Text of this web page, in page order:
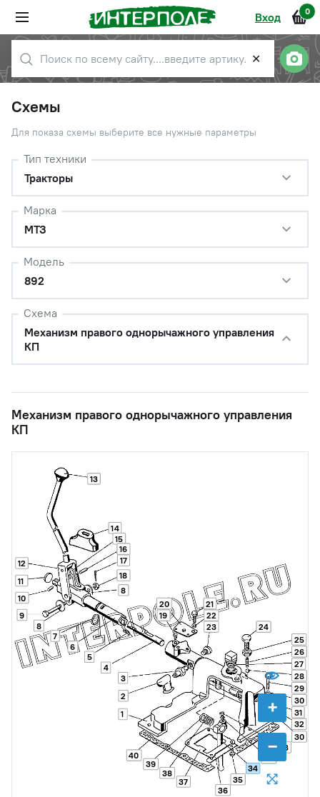
Вход 0
✕
Схемы
Для показа схемы выберите все нужные параметры
Тип техники
Тракторы
Марка
МТЗ
Модель
892
Схема
Механизм правого однорычажного управления
КП
Механизм правого однорычажного управления
КП
+
−
1
2
3
4
5
6
7
8
8
9
10
11
12
13
14
15
16
17
18
19
20 21
22
23 24
25
26
27
28
29
30
30
31
32
33
34
35
36
37
38
39
40